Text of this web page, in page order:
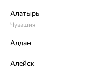
от 53 440
Алатырь
Чувашия
Алдан
Алейск